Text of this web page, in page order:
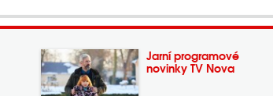
Jarní programové
novinky TV Nova